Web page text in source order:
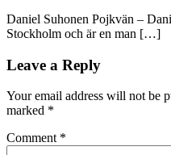
Daniel Suhonen Pojkvän –
Stockholm och är en man […]
Leave a Reply
Your email address will not be
marked *
Comment *